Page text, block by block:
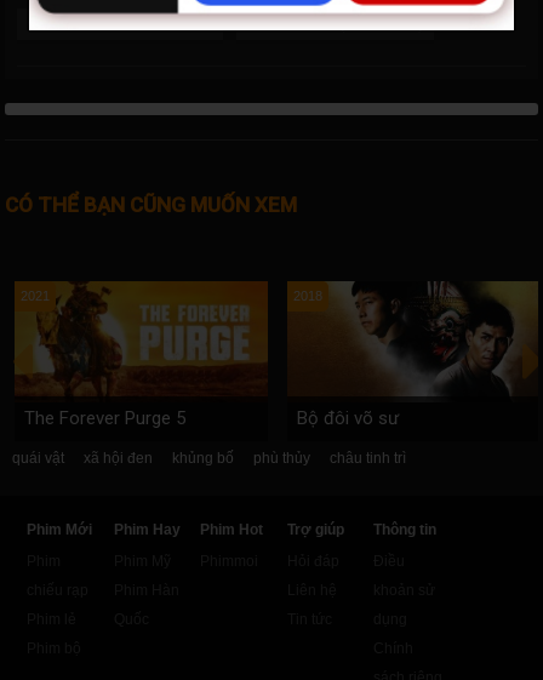
One-Punch Man Phần 2 One-Punch (Season 2)
CÓ THỂ BẠN CŨNG MUỐN XEM
2021
The Forever Purge 5
2018
Bộ đôi võ sư
quái vật xã hội đen khủng bố phù thủy châu tinh trì
Phim Mới
Phim Hay
Phim Hot
Trợ giúp
Thông tin